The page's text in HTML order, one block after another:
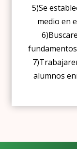
5)Se
medio en
alumnos